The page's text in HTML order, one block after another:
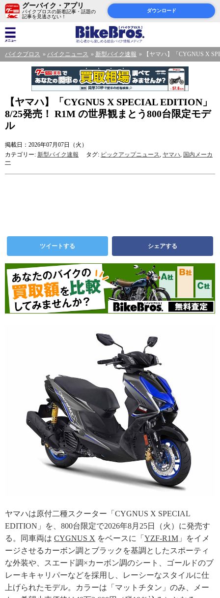
グーバイク・アプリ
バイクブロスの新着記事・話題の
記事を見逃さない！
ダウンロード
バイクブロス バイクニュース 新型バイク速報 【ヤマハ】「CYGNUS X
【ヤマハ】「CYGNUS X SPECIAL EDITION」
8/25発売！ R1M の世界観まとう800台限定モデ
ル
掲載日：2026年07月07日（火）
カテゴリー: 新型バイク速報 タグ: ピックアップニュース, ヤマハ, 国内メーカ
ー
ツイートする シェアする
ヤマハは原付二種スクーター「CYGNUS X SPECIAL
EDITION」を、800台限定で2026年8月25日（火）に発売す
る。同車両は CYGNUS X をベースに「 YZF-R1M 」をイメ
ージさせるカーボン調とブラックを基調としたスポーティ
な外装や、スエード調×カーボン調のシート、ゴールドのブ
レーキキャリパーなどを採用し、レーシーなスタイルに仕
上げられたモデル。カラーは「マットチタン」のみ、メー